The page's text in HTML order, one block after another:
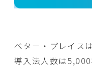
ベター・プレイス
導入法人数は5,000